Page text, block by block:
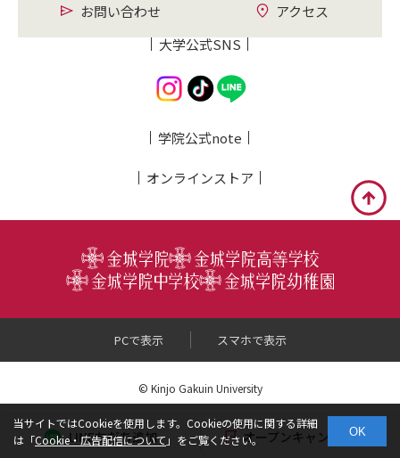
当サイトではCookieを使用します。Cookieの使用に関する詳細
は「Cookie・広告配信について 」をご覧ください。
OK
お問い合わせ
アクセス
大学公式SNS
学院公式note
オンラインストア
PCで表示 スマホで表示
© Kinjo Gakuin University
LINE友だち追加 オープンキャンパス